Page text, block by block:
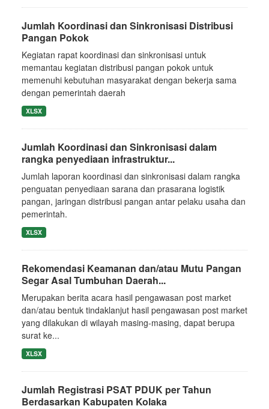
Jumlah Koordinasi dan Sinkronisasi Distribusi
Pangan Pokok
Kegiatan rapat koordinasi dan sinkronisasi untuk
memantau kegiatan distribusi pangan pokok untuk
memenuhi kebutuhan masyarakat dengan bekerja sama
dengan pemerintah daerah
XLSX
Jumlah Koordinasi dan Sinkronisasi dalam
rangka penyediaan infrastruktur...
Jumlah laporan koordinasi dan sinkronisasi dalam rangka
penguatan penyediaan sarana dan prasarana logistik
pangan, jaringan distribusi pangan antar pelaku usaha dan
pemerintah.
XLSX
Rekomendasi Keamanan dan/atau Mutu Pangan
Segar Asal Tumbuhan Daerah...
Merupakan berita acara hasil pengawasan post market
dan/atau bentuk tindaklanjut hasil pengawasan post market
yang dilakukan di wilayah masing-masing, dapat berupa
surat ke...
XLSX
Jumlah Registrasi PSAT PDUK per Tahun
Berdasarkan Kabupaten Kolaka